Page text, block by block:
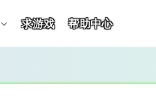
求游戏 帮助中心